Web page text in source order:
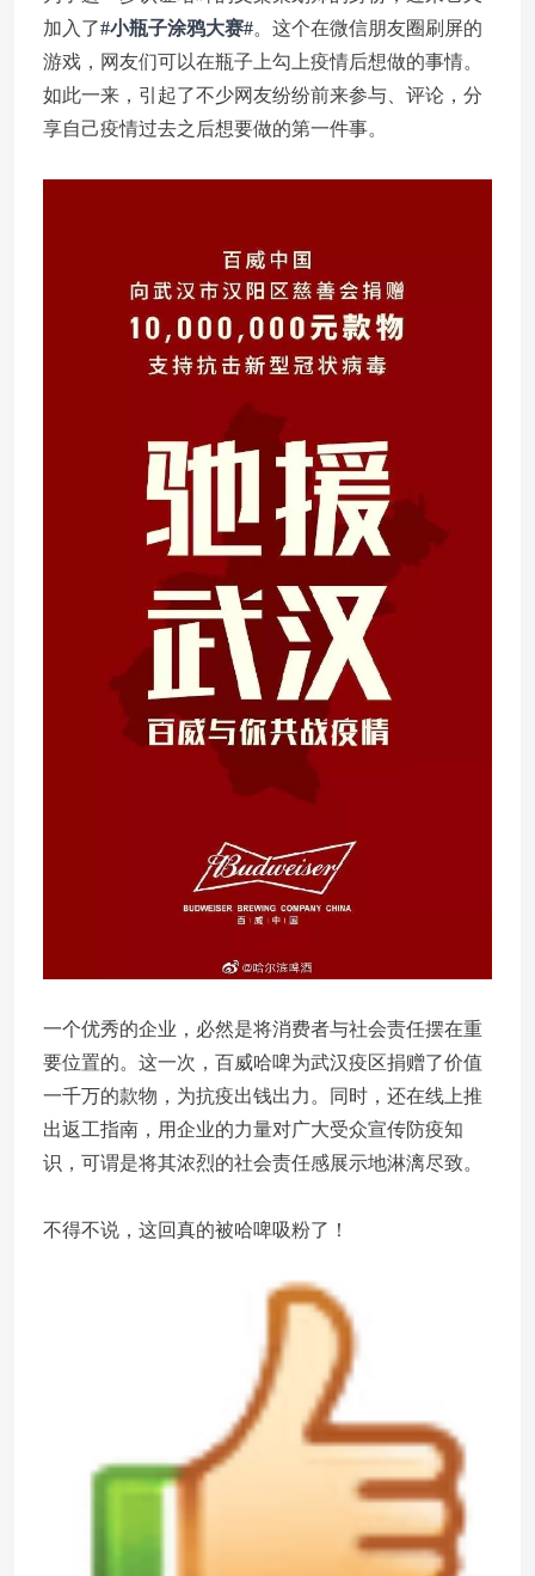
加入了#小瓶子涂鸦大赛#。这个在微信朋友圈刷屏的
游戏，网友们可以在瓶子上勾上疫情后想做的事情。
如此一来，引起了不少网友纷纷前来参与、评论，分
享自己疫情过去之后想要做的第一件事。
一个优秀的企业，必然是将消费者与社会责任摆在重
要位置的。这一次，百威哈啤为武汉疫区捐赠了价值
一千万的款物，为抗疫出钱出力。同时，还在线上推
出返工指南，用企业的力量对广大受众宣传防疫知
识，可谓是将其浓烈的社会责任感展示地淋漓尽致。
不得不说，这回真的被哈啤吸粉了！